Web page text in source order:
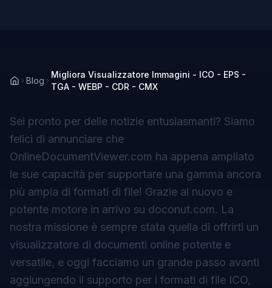
Blog
Migliora Visualizzatore Immagini - ICO - EPS -
TGA - WEBP - CDR - CMX
Sei pronto per delle notizie entusiasmanti? Siamo
felici di annunciare che
OnlineDocumentViewer.com ha appena ampliato
le sue capacità per supportare una gamma ancora
più ampia di formati di file! Grazie al nuovo e
potente motore in arrivo su doconut.com. La
nostra missione è sempre stata quella di offrirti un
visualizzatore di documenti online potente e
versatile, e oggi facciamo un grande passo avanti
aggiungendo il supporto per i formati di file ICO,